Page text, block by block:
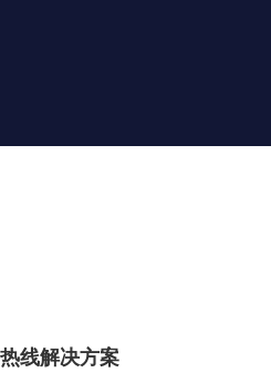
线解决方案